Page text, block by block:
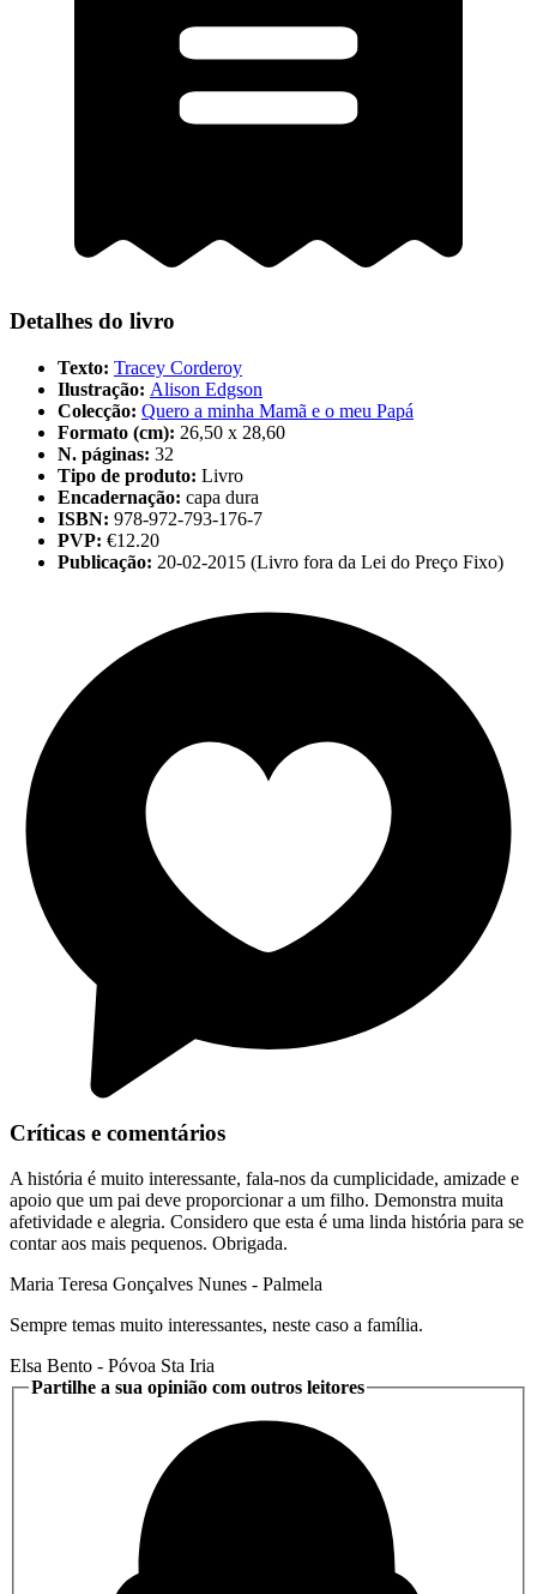
Detalhes do livro
Texto: Tracey Corderoy
Ilustração: Alison Edgson
Colecção: Quero a minha Mamã e o meu Papá
Formato (cm): 26,50 x 28,60
N. páginas: 32
Tipo de produto: Livro
Encadernação: capa dura
ISBN: 978-972-793-176-7
PVP: €12.20
Publicação: 20-02-2015 (Livro fora da Lei do Preço Fixo)
Críticas e comentários
A história é muito interessante, fala-nos da cumplicidade, amizade e
apoio que um pai deve proporcionar a um filho. Demonstra muita
afetividade e alegria. Considero que esta é uma linda história para se
contar aos mais pequenos. Obrigada.
Maria Teresa Gonçalves Nunes - Palmela
Sempre temas muito interessantes, neste caso a família.
Elsa Bento - Póvoa Sta Iria
Partilhe a sua opinião com outros leitores